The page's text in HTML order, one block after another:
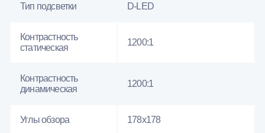
Тип подсветки D-LED
Контрастность
статическая
1200:1
Контрастность
динамическая
1200:1
Углы обзора 178x178